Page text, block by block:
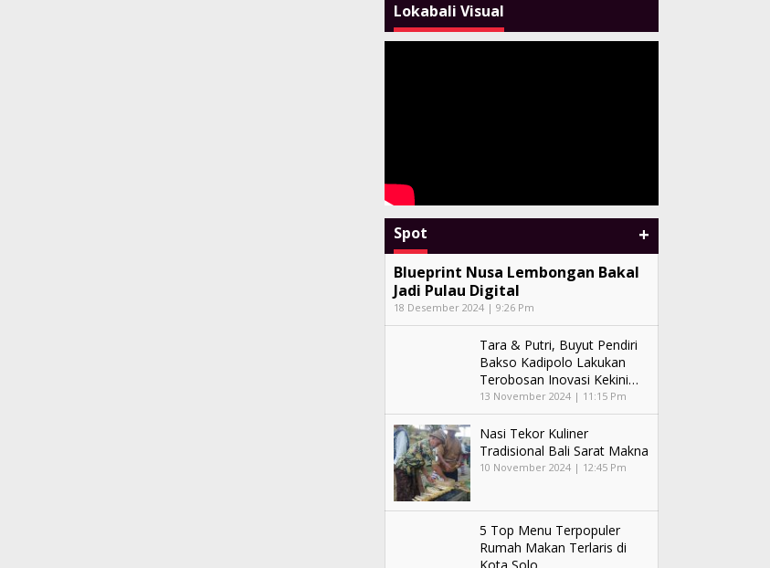
Lokabali Visual
Spot +
Blueprint Nusa Lembongan Bakal
Jadi Pulau Digital
18 Desember 2024 | 9:26 Pm
Tara & Putri, Buyut Pendiri
Bakso Kadipolo Lakukan
Terobosan Inovasi Kekini…
13 November 2024 | 11:15 Pm
Nasi Tekor Kuliner
Tradisional Bali Sarat Makna
10 November 2024 | 12:45 Pm
5 Top Menu Terpopuler
Rumah Makan Terlaris di